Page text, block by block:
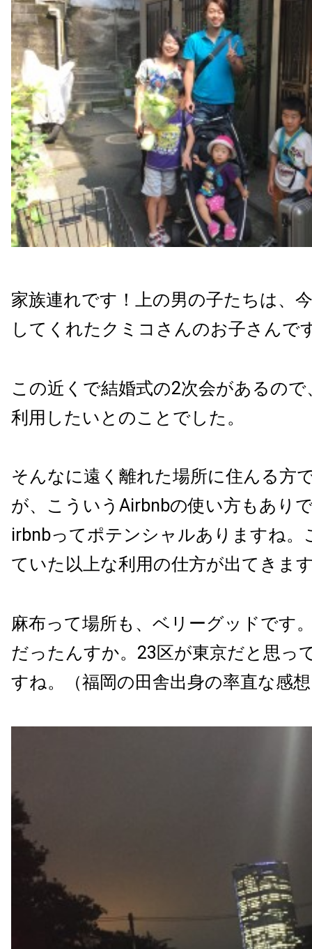
家族連れです！上の男の子たちは、
してくれたクミコさんのお子さんで
この近くで結婚式の2次会があるの
利用したいとのことでした。
そんなに遠く離れた場所に住んる方
が、こういうAirbnbの使い方もあり
irbnbってポテンシャルありますね。
ていた以上な利用の仕方が出てきま
麻布って場所も、ベリーグッドです
だったんすか。23区が東京だと思っ
すね。（福岡の田舎出身の率直な感